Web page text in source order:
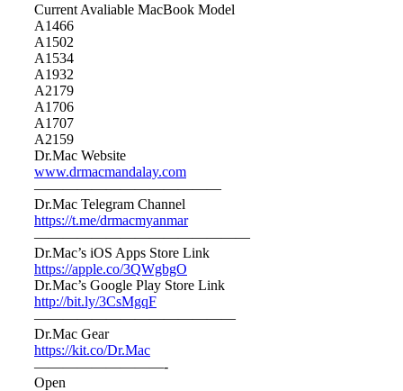
Current Avaliable MacBook Model
A1466
A1502
A1534
A1932
A2179
A1706
A1707
A2159
Dr.Mac Website
www.drmacmandalay.com
—————————————
Dr.Mac Telegram Channel
https://t.me/drmacmyanmar
———————————————
Dr.Mac’s iOS Apps Store Link
https://apple.co/3QWgbgO
Dr.Mac’s Google Play Store Link
http://bit.ly/3CsMgqF
——————————————
Dr.Mac Gear
https://kit.co/Dr.Mac
—————————-
Open